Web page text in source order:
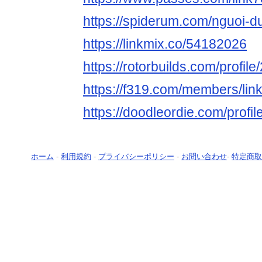
https://spiderum.com/nguoi-
https://linkmix.co/54182026
https://rotorbuilds.com/
https://f319.com/members/
https://doodleordie.com/
ホーム - 利用規約 - プライバシーポリシー - お問い合わせ- 特定商